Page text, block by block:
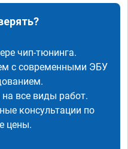
чип-тюнинга.
с современными ЭБУ
все виды работ.
консультации по
цены.